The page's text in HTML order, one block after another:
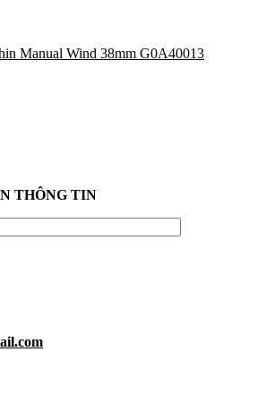
Manual Wind 38mm G0A40013
THÔNG TIN